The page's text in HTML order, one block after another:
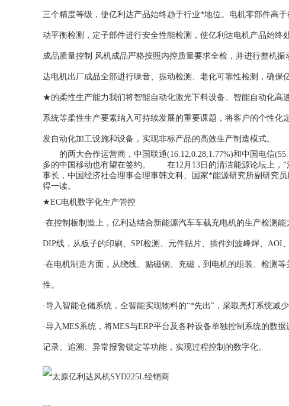
三个精度等级，使亿利达产品始终趋于行业*地位。电机零部件高
动平衡检测，定子部件进行安全性能检测，使亿利达电机产品始终
成品质量控制 风机成品严格按照内控质量要求全检，并进行整机
达电机出厂成品全部进行噪音、振动检测、老化可靠性检测，确保
★的柔性生产能力我们将智能自动化激光下料设备、智能自动化高
系统等柔性生产要素纳入可持续发展的重要课题，将客户的个性
发自动化加工设施和设备，实现非标产品的高效生产制造模式。
的两大合作运营商，中国联通(16.12,0.28,1.77%)和中国电信
多的中国移动也有望在签约。 在12月13日的清洁能源论坛上，“
事长，中国经济社会理事会理事韩文科、国家*能源研究所副研究
得一读。
★EC电机数字化生产管控
·在控制板制造上，亿利达结合新能源汽车车载充电机的生产检测
DIP线，从板子的印刷、SPI检测、元件贴片、插件到波峰焊、AOI
·在电机制造方面，从绕线、贴磁钢、充磁，到电机的组装、检测
性。
·导入智能仓储系统，全智能实现物料的“*先出"，采取亮灯系统减少
·导入MES系统，将MES与ERP平台及各种设备单独控制系统的数
记录、追溯、异常报警锁定等功能，实现过程控制的数字化。